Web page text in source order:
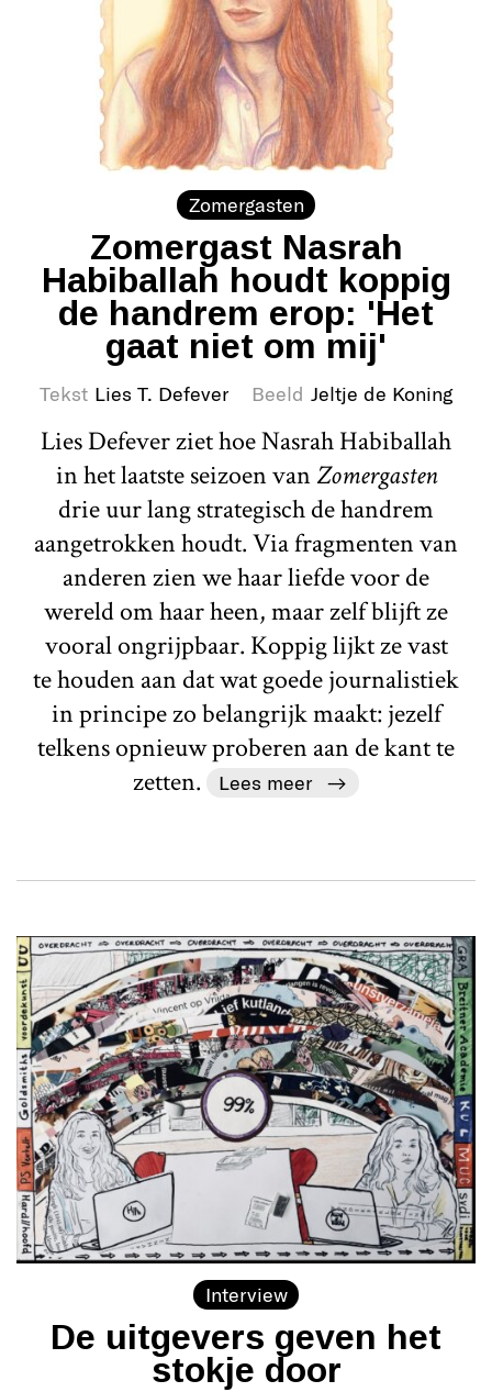
Zomergasten
Zomergast Nasrah
Habiballah houdt koppig
de handrem erop: 'Het
gaat niet om mij'
Tekst Lies T. Defever Beeld Jeltje de Koning
Lies Defever ziet hoe Nasrah Habiballah
in het laatste seizoen vanZomergasten
drie uur lang strategisch de handrem
aangetrokken houdt. Via fragmenten van
anderen zien we haar liefde voor de
wereld om haar heen, maar zelf blijft ze
vooral ongrijpbaar. Koppig lijkt ze vast
te houden aan dat wat goede journalistiek
in principe zo belangrijk maakt: jezelf
telkens opnieuw proberen aan de kant te
zetten.
Lees meer
Interview
De uitgevers geven het
stokje door